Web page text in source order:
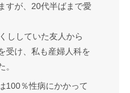
すが、20代半ばまで愛
ししていた友人から
受け、私も産婦人科を
100％性病にかかって